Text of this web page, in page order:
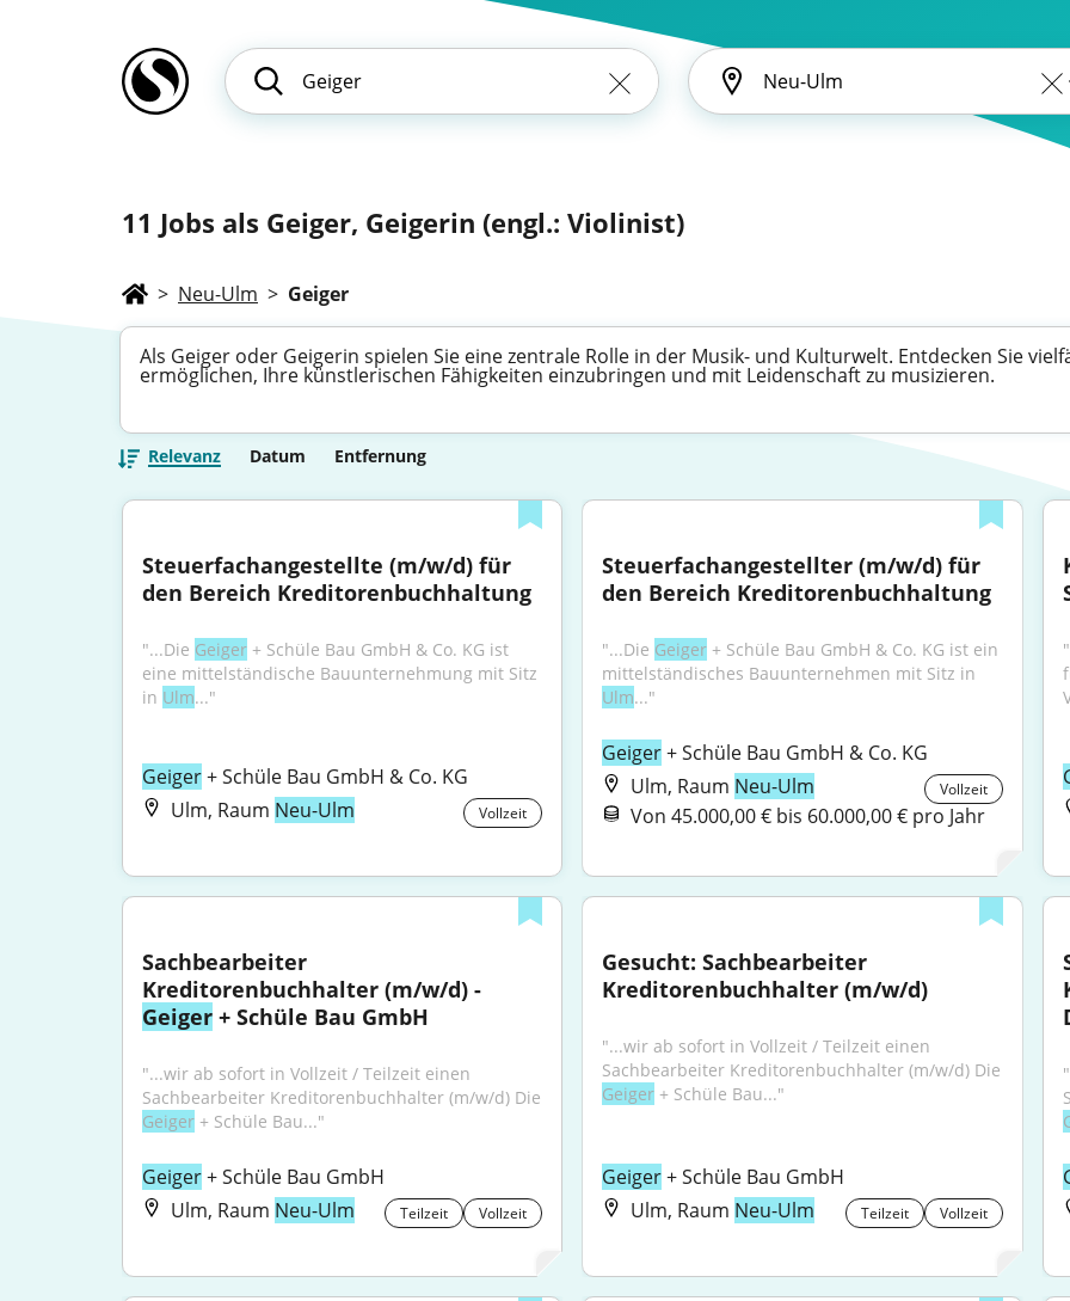
11 Jobs als Geiger, Geigerin (engl.: Violinist)
> Neu-Ulm > Geiger
Als Geiger oder Geigerin spielen Sie eine zentrale Rolle in der Musik- und Kulturwelt. Entdecken Sie
ermöglichen, Ihre künstlerischen Fähigkeiten einzubringen und mit Leidenschaft zu musizieren.
Relevanz Datum Entfernung
Steuerfachangestellte (m/w/d) für
den Bereich Kreditorenbuchhaltung
"...Die Geiger + Schüle Bau GmbH & Co. KG ist
eine mittelständische Bauunternehmung mit Sitz
in Ulm..."
Geiger + Schüle Bau GmbH & Co. KG
Ulm, Raum Neu-Ulm Vollzeit
Steuerfachangestellter (m/w/d) für
den Bereich Kreditorenbuchhaltung
"...Die Geiger + Schüle Bau GmbH & Co. KG ist ein
Ulm..."
Geiger + Schüle Bau GmbH & Co. KG
Ulm, Raum Neu-Ulm Vollzeit
Von 45.000,00 € bis 60.000,00 € pro Jahr
Sachbearbeiter
Geiger + Schüle Bau GmbH
"...wir ab sofort in Vollzeit / Teilzeit einen
Geiger + Schüle Bau..."
Geiger + Schüle Bau GmbH
Ulm, Raum Neu-Ulm Teilzeit Vollzeit
Gesucht: Sachbearbeiter
Kreditorenbuchhalter (m/w/d)
"...wir ab sofort in Vollzeit / Teilzeit einen
Geiger + Schüle Bau..."
Geiger + Schüle Bau GmbH
Ulm, Raum Neu-Ulm Teilzeit Vollzeit